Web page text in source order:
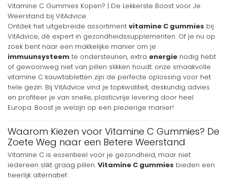
Vitamine C Gummies Kopen? | De Lekkerste Boost voor Je
Weerstand bij VitAdvice
Ontdek het uitgebreide assortiment vitamine C gummies bij
VitAdvice, dé expert in gezondheidssupplementen. Of je nu op
zoek bent naar een makkelijke manier om je
immuunsysteem te ondersteunen, extra energie nodig hebt
of gewoonweg niet van pillen slikken houdt: onze smaakvolle
vitamine C kauwtabletten zijn de perfecte oplossing voor het
hele gezin. Bij VitAdvice vind je topkwaliteit, deskundig advies
en profiteer je van snelle, plasticvrije levering door heel
Europa. Boost je welzijn op een plezierige manier!
Waarom Kiezen voor Vitamine C Gummies? De
Zoete Weg naar een Betere Weerstand
Vitamine C is essentieel voor je gezondheid, maar niet
iedereen slikt graag pillen. Vitamine C gummies bieden een
heerlijk alternatief: